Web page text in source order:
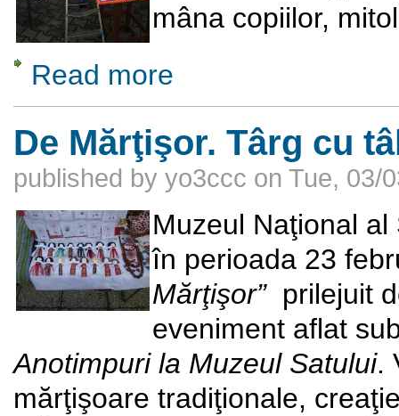
mâna copiilor,
Read more
De Mărţişor. Târg cu
published by yo3ccc on Tue, 03/
Muzeul Naţional al
în perioada 23
Mărţişor”prilejuit
eveniment aflat
Anotimpuri la Muzeul Satului.
mărţişoare tradiţionale,